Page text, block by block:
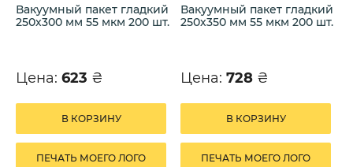
Вакуумный пакет гладкий
250х300 мм 55 мкм 200 шт.
Цена: 623 ₴
В КОРЗИНУ
ПЕЧАТЬ МОЕГО ЛОГО
Вакуумный пакет гладкий
250х350 мм 55 мкм 200 шт.
Цена: 728 ₴
В КОРЗИНУ
ПЕЧАТЬ МОЕГО ЛОГО